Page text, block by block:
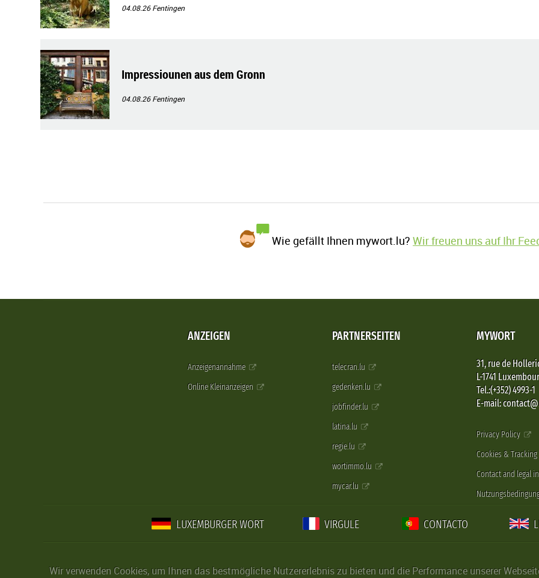
04.08.26Fentingen
Impressiounen aus dem Gronn
04.08.26Fentingen
Wie gefällt Ihnen mywort.lu?Wir freuen uns auf Ihr
ANZEIGEN
Anzeigenannahme
Online Kleinanzeigen
PARTNERSEITEN
telecran.lu
gedenken.lu
jobfinder.lu
latina.lu
regie.lu
wortimmo.lu
mycar.lu
MYWORT
31, rue de
L-1741
Tel.:(+352) 4993-1
E-mail:
Privacy Policy
Cookies & Tracking
Contact and legal
LUXEMBURGER WORT VIRGULE CONTACTO
Wir verwenden Cookies, um Ihnen das bestmögliche Nutzererlebnis zu bieten und die Performance unserer